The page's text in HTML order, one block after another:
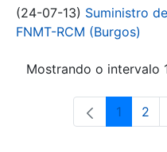
(24-07-13) Suministro
FNMT-RCM (Burgos)
Mostrando o intervalo
Páxina
1 2